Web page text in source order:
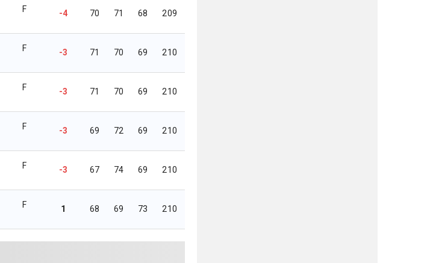
F -4 70 71 68 209
F -3 71 70 69 210
F -3 71 70 69 210
F -3 69 72 69 210
F -3 67 74 69 210
F 1 68 69 73 210